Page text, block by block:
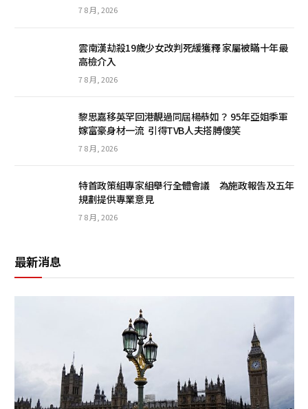
7 8 月, 2026
雲南漢劫殺19歲少女改判死緩獲釋 家屬被瞞十年最
高檢介入
7 8 月, 2026
黎思嘉移英罕回港靚過同屆楊恭如？ 95年亞姐季軍
嫁富豪身材一流 引得TVB人夫搭膊傻笑
7 8 月, 2026
特首政策組專家組舉行全體會議 為施政報告及五年
規劃提供專業意見
7 8 月, 2026
最新消息